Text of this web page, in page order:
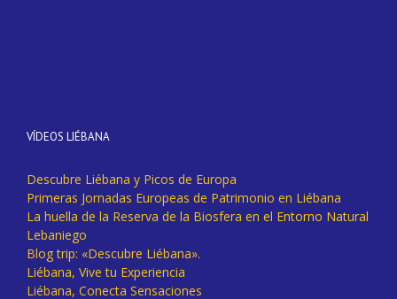
VÍDEOS LIÉBANA
Descubre Liébana y Picos de Europa
Primeras Jornadas Europeas de Patrimonio en Liébana
La huella de la Reserva de la Biosfera en el Entorno Natural
Lebaniego
Blog trip: «Descubre Liébana».
Liébana, Vive tu Experiencia
Liébana, Conecta Sensaciones